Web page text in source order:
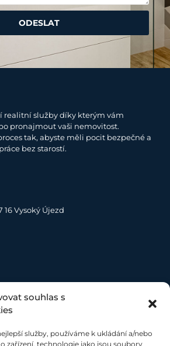
souhlas s
služby, používáme k ukládání a/nebo
zařízení, technologie jako jsou soubory
ODESLAT
služby díky kterým vám
pronajmout vaši nemovitost.
tak, abyste měli pocit bezpečné a
bez starostí.
16 Vysoký Újezd